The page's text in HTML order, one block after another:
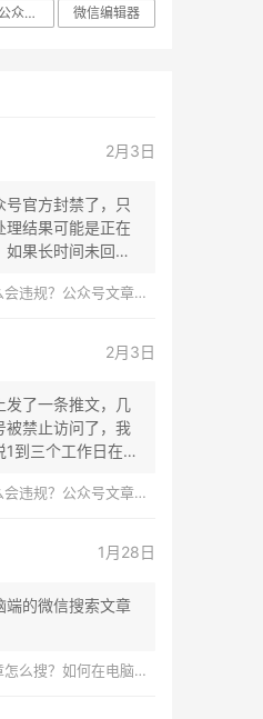
微信公众号，样式模板、公众号样式 微信编辑器
2月3日
官方封禁了，只
理结果可能是正在
如果长时间未回
公众号文章怎么检测是否违规？
2月3日
发了一条推文，几
被禁止访问了，我
到三个工作日在微
公众号文章怎么检测是否违规？
1月28日
端的微信搜索文章
如何在电脑上搜索公众号文章？